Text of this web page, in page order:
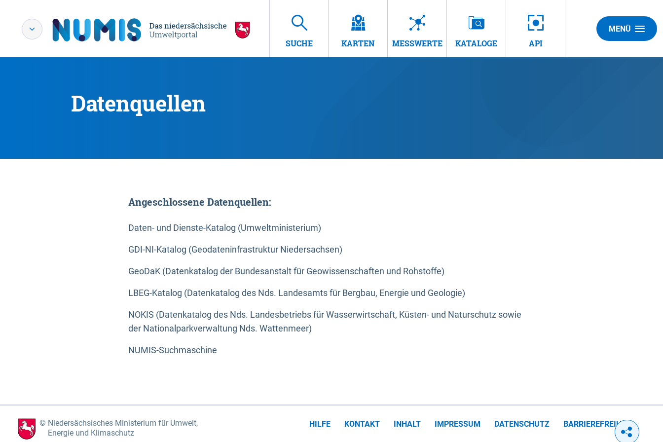
SUCHE KARTEN MESSWERTE KATALOGE API
MENÜ
Datenquellen
Angeschlossene Datenquellen:
Daten- und Dienste-Katalog (Umweltministerium)
GDI-NI-Katalog (Geodateninfrastruktur Niedersachsen)
GeoDaK (Datenkatalog der Bundesanstalt für Geowissenschaften und Rohstoffe)
LBEG-Katalog (Datenkatalog des Nds. Landesamts für Bergbau, Energie und Geologie)
NOKIS (Datenkatalog des Nds. Landesbetriebs für Wasserwirtschaft, Küsten- und Naturschutz sowie
der Nationalparkverwaltung Nds. Wattenmeer)
NUMIS-Suchmaschine
Niedersächsisches Ministerium für Umwelt,
Energie und Klimaschutz
HILFE KONTAKT INHALT IMPRESSUM DATENSCHUTZ BARRIEREFREIHEIT